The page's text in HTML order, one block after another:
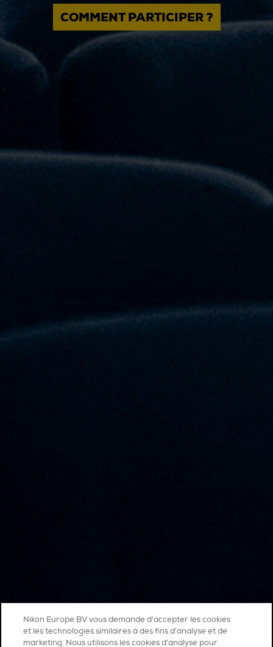
COMMENT PARTICIPER ?
Nikon Europe BV vous demande d'accepter les cookies
et les technologies similaires à des fins d'analyse et de
marketing. Nous utilisons les cookies d’analyse pour